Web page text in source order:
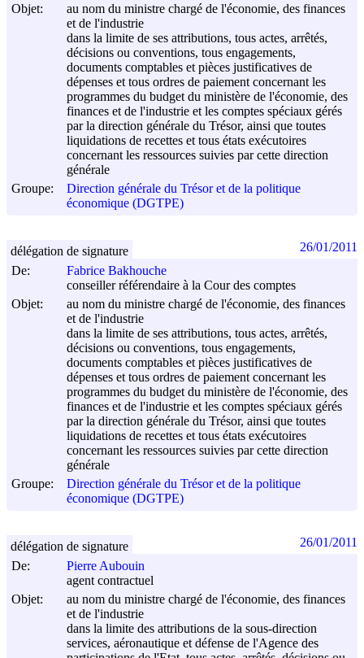
Objet:
au nom du ministre chargé de l'économie, des finances
et de l'industrie
dans la limite de ses attributions, tous actes, arrêtés,
décisions ou conventions, tous engagements,
documents comptables et pièces justificatives de
dépenses et tous ordres de paiement concernant les
programmes du budget du ministère de l'économie, des
finances et de l'industrie et les comptes spéciaux gérés
par la direction générale du Trésor, ainsi que toutes
liquidations de recettes et tous états exécutoires
concernant les ressources suivies par cette direction
générale
Groupe:
Direction générale du Trésor et de la politique
économique (DGTPE)
De:
Fabrice Bakhouche
conseiller référendaire à la Cour des comptes
Objet:
au nom du ministre chargé de l'économie, des finances
et de l'industrie
dans la limite de ses attributions, tous actes, arrêtés,
décisions ou conventions, tous engagements,
documents comptables et pièces justificatives de
dépenses et tous ordres de paiement concernant les
programmes du budget du ministère de l'économie, des
finances et de l'industrie et les comptes spéciaux gérés
par la direction générale du Trésor, ainsi que toutes
liquidations de recettes et tous états exécutoires
concernant les ressources suivies par cette direction
générale
Groupe:
Direction générale du Trésor et de la politique
économique (DGTPE)
délégation de signature 26/01/2011
De:
Pierre Aubouin
agent contractuel
Objet:
au nom du ministre chargé de l'économie, des finances
et de l'industrie
dans la limite des attributions de la sous-direction
services, aéronautique et défense de l'Agence des
délégation de signature 26/01/2011